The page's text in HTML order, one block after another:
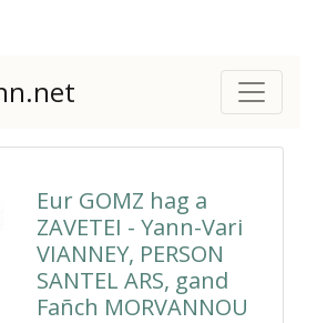
Eur GOMZ hag a
ZAVETEI - Yann-Vari
VIANNEY, PERSON
SANTEL ARS, gand
Fañch MORVANNOU